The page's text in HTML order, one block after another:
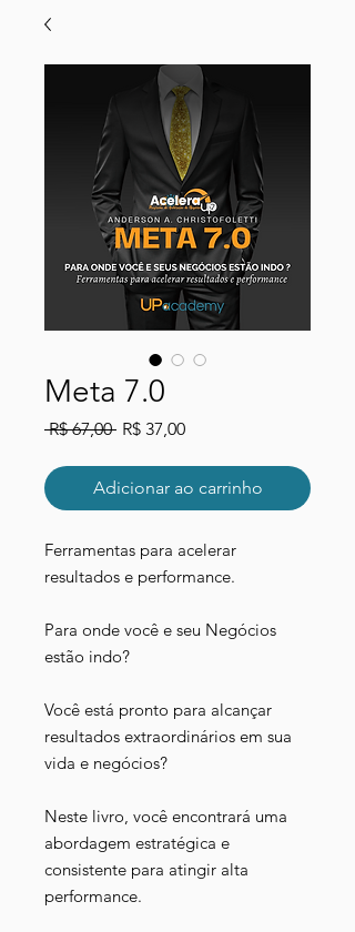
Meta 7.0
R$ 67,00 Preço
R$ 37,00Preço
Adicionar ao carrinho
Ferramentas para acelerar
resultados e performance.
Para onde você e seu Negócios
estão indo?
Você está pronto para alcançar
resultados extraordinários em sua
vida e negócios?
Neste livro, você encontrará uma
abordagem estratégica e
consistente para atingir alta
performance.